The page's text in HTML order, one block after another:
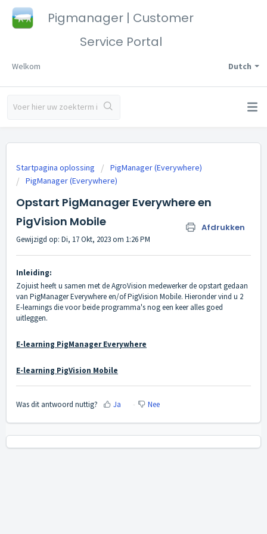
Pigmanager | Customer
Service Portal
Dutch
Welkom
Startpagina oplossing
PigManager (Everywhere)
PigManager (Everywhere)
Opstart PigManager Everywhere en
PigVision Mobile
Afdrukken
Gewijzigd op: Di, 17 Okt, 2023 om 1:26 PM
Inleiding:
Zojuist heeft u samen met de AgroVision medewerker de opstart gedaan
van PigManager Everywhere en/of PigVision Mobile. Hieronder vind u 2
E-learnings die voor beide programma's nog een keer alles goed
uitleggen.
E-learning PigManager Everywhere
E-learning PigVision Mobile
Was dit antwoord nuttig? Ja Nee